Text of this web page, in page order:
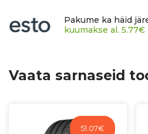
Pakume ka häid
kuumakse al. 5.77€
Vaata sarnaseid
51.07€